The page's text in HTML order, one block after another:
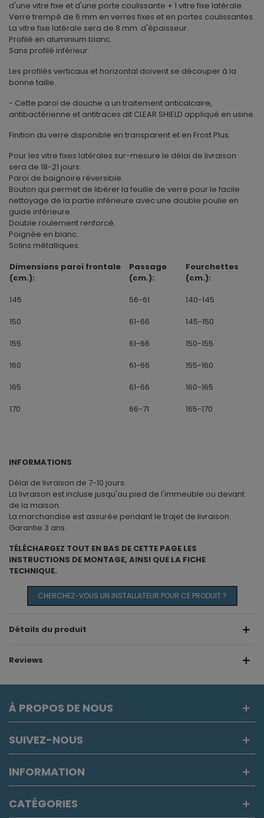
d'une vitre fixe et d'une porte coulissante + 1 vitre fixe latérale.
Verre trempé de 6 mm en verres fixes et en portes coulissantes.
La vitre fixe latérale sera de 8 mm. d'épaisseur.
Profilé en aluminium blanc.
Sans profilé inférieur.
Les profilés verticaux et horizontal doivent se découper à la
bonne taille.
- Cette paroi de douche a un traitement anticalcaire,
antibactérienne et antitraces dit CLEAR SHIELD appliqué en usine.
Finition du verre disponible en transparent et en Frost Plus.
Pour les vitre fixes latérales sur-mesure le délai de livraison
sera de 18-21 jours.
Paroi de baignoire réversible.
Bouton qui permet de libérer la feuille de verre pour le facile
nettoyage de la partie inférieure avec une double poulie en
guide inférieure.
Double roulement renforcé.
Poignée en blanc.
Solins métalliques.
Dimensions paroi frontale
(cm.):
Passage
(cm.):
Fourchettes
(cm.):
145
56-61
140-145
150
61-66
145-150
155
61-66
150-155
160
61-66
155-160
165
61-66
160-165
170
66-71 165-170
INFORMATIONS
Délai de livraison de 7-10 jours.
La livraison est incluse jusqu'au pied de l'immeuble ou devant
de la maison.
La marchandise est assurée pendant le trajet de livraison.
Garantie 3 ans.
TÉLÉCHARGEZ TOUT EN BAS DE CETTE PAGE LES
INSTRUCTIONS DE MONTAGE, AINSI QUE LA FICHE
TECHNIQUE.
CHERCHEZ-VOUS UN INSTALLATEUR POUR CE PRODUIT ?
Détails du produit
Reviews
À PROPOS DE NOUS
SUIVEZ-NOUS
INFORMATION
CATÉGORIES